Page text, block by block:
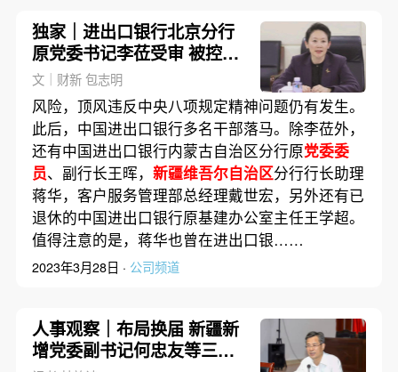
独家｜进出口银行北京分行
原党委书记李莅受审 被控受
贿近亿元
文｜财新 包志明
风险，顶风违反中央八项规定精神问题仍有发生。
此后，中国进出口银行多名干部落马。除李莅外，
还有中国进出口银行内蒙古自治区分行原党委委
员、副行长王晖， 新疆维吾尔自治区分行行长助理
蒋华，客户服务管理部总经理戴世宏，另外还有已
退休的中国进出口银行原基建办公室主任王学超。
值得注意的是，蒋华也曾在进出口银……
2023年3月28日 · 公司频道
人事观察｜布局换届 新疆新
增党委副书记何忠友等三常